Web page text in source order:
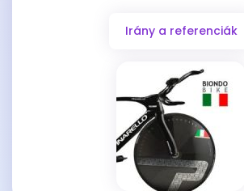
Irány a referenciák